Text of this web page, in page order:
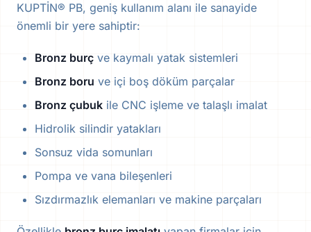
KUPTİN® PB, geniş kullanım alanı ile sanayide
önemli bir yere sahiptir:
Bronz burç ve kaymalı yatak sistemleri
Bronz boru ve içi boş döküm parçalar
Bronz çubuk ile CNC işleme ve talaşlı imalat
Hidrolik silindir yatakları
Sonsuz vida somunları
Pompa ve vana bileşenleri
Sızdırmazlık elemanları ve makine parçaları